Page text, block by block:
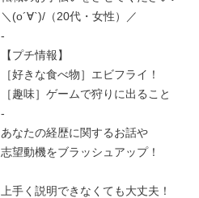
＼(o´∀`)/（20代・女性）／
-
【プチ情報】
［好きな食べ物］エビフライ！
［趣味］ゲームで狩りに出ること
-
あなたの経歴に関するお話や
志望動機をブラッシュアップ！
上手く説明できなくても大丈夫！